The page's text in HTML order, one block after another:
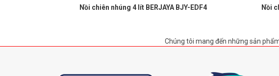
Nồi chiên nhúng 4 lít BERJAYA BJY-EDF4
Nồi
Chúng tôi mang đến những sản